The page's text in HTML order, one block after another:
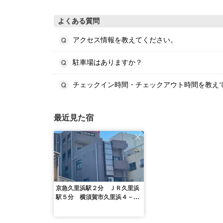
よくある質問
アクセス情報を教えてください。
駐車場はありますか？
チェックイン時間・チェックアウト時間を教え
最近見た宿
京急久里浜駅２分 ＪＲ久里浜
駅５分 横須賀市久里浜４－８